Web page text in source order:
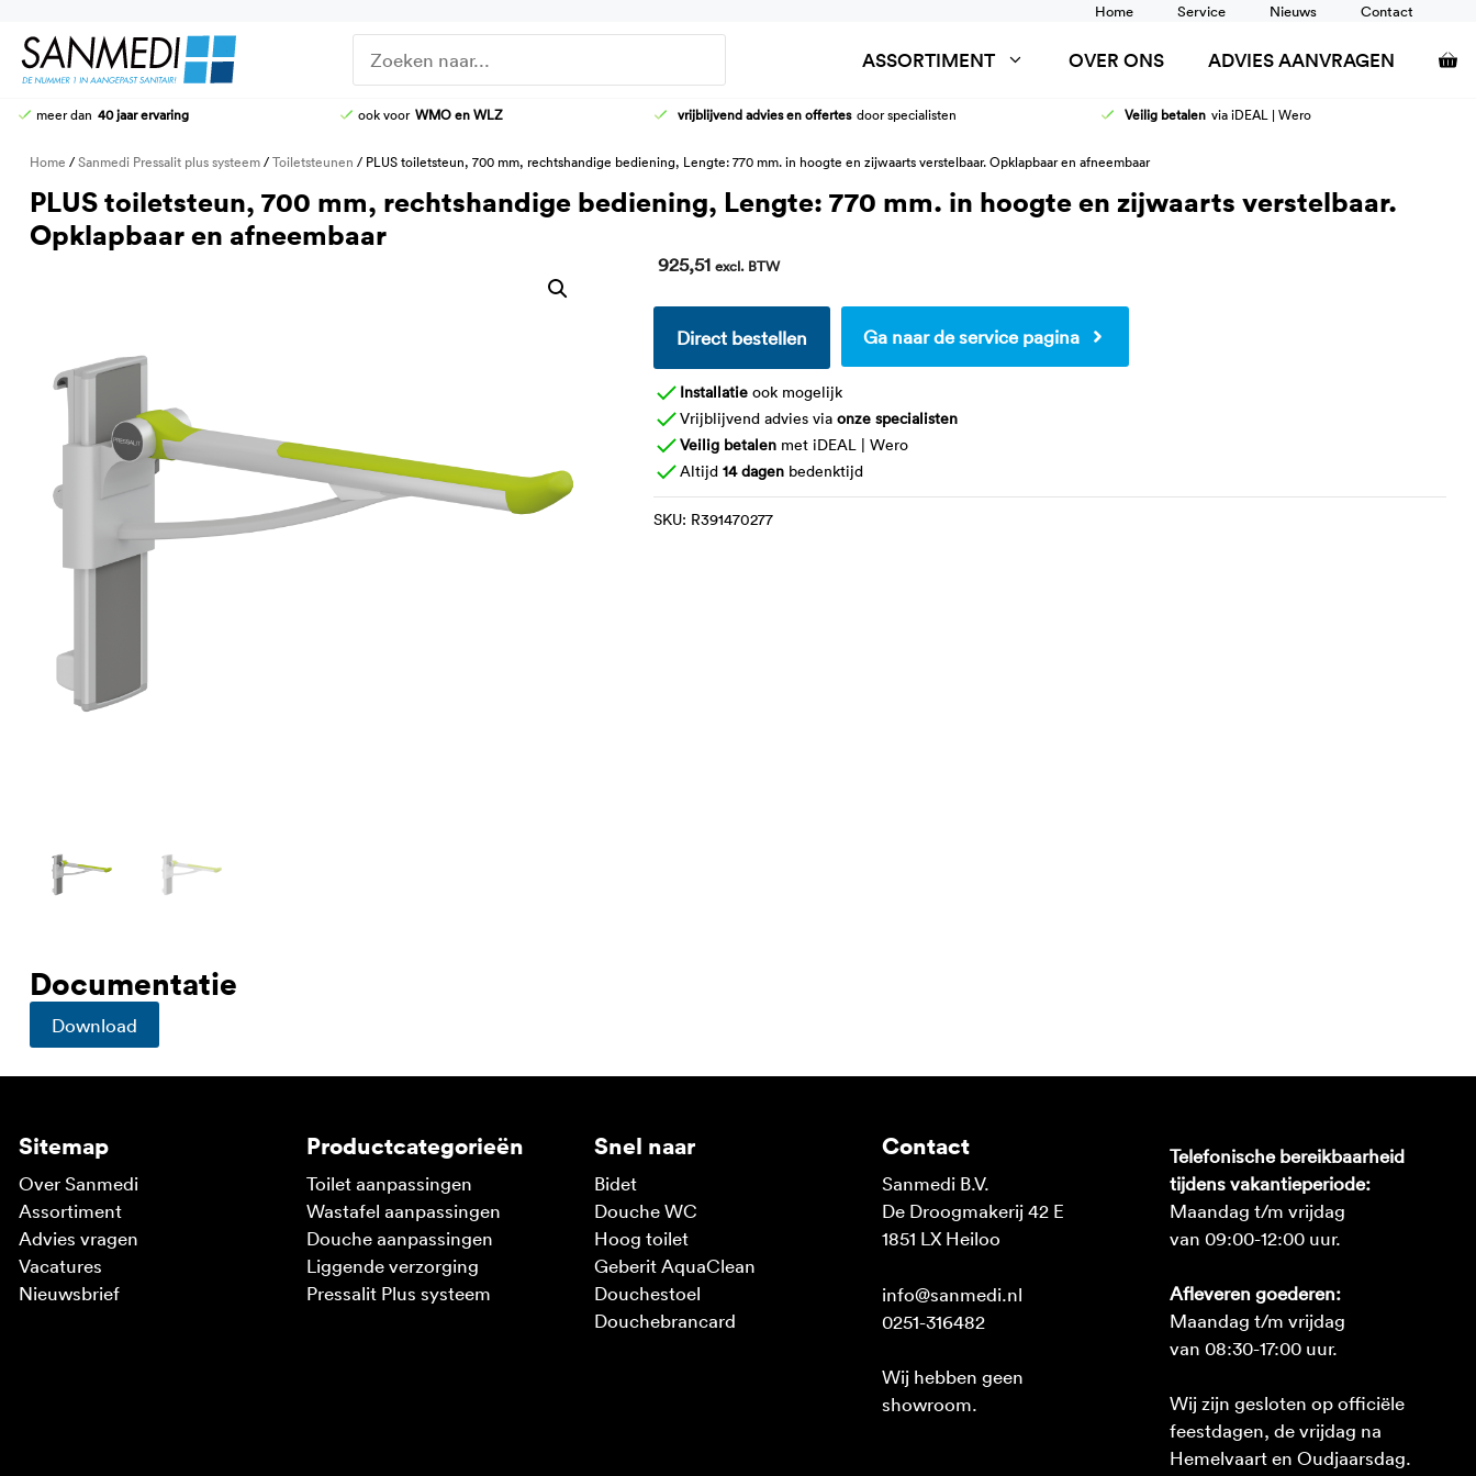
naar
Home Service Nieuws Contact
ASSORTIMENT
HOOG-LAAG TOILETTEN
STOMATOILETTAFEL
AANGEPASTE CLOSETZITTINGEN
KRANEN
DOUCHE-BRANCARDS
KRANEN
WASTAFELS
DOUCHEBRANCARDS
KINDER VERSCHOONTAFELS
TOILETSTEUNEN
OVER ONS ADVIES AANVRAGEN
meer dan 40 jaar ervaring ook voor WMO en WLZ vrijblijvend advies en offertes door specialisten Veilig betalen via iDEAL | Wero
Home /Sanmedi Pressalit plus systeem/Toiletsteunen / PLUS toiletsteun, 700 mm, rechtshandige bediening, Lengte: 770 mm. in hoogte en zijwaarts verstelbaar. Opklapbaar en afneembaar
PLUS toiletsteun, 700 mm, rechtshandige bediening, Lengte: 770 mm. in hoogte en zijwaarts verstelbaar.
Opklapbaar en afneembaar
925,51 excl. BTW
Direct bestellen Ga naar de service pagina
Installatieook mogelijk
Vrijblijvend advies via onze specialisten
Veilig betalenmet iDEAL | Wero
Altijd 14 dagenbedenktijd
SKU: R391470277
Documentatie
Download
Sitemap
Over Sanmedi
Assortiment
Advies vragen
Vacatures
Nieuwsbrief
Productcategorieën
Toilet aanpassingen
Wastafel aanpassingen
Douche aanpassingen
Liggende verzorging
Pressalit Plus systeem
Snel naar
Bidet
Douche WC
Hoog toilet
Geberit AquaClean
Douchestoel
Douchebrancard
Contact
Sanmedi B.V.
De Droogmakerij 42 E
1851 LX Heiloo
info@sanmedi.nl
0251-316482
Wij hebben geen
showroom.
Telefonische bereikbaarheid
tijdens vakantieperiode:
Maandag t/m vrijdag
van 09:00-12:00 uur.
Afleveren goederen:
Maandag t/m vrijdag
van 08:30-17:00 uur.
Wij zijn gesloten op officiële
feestdagen, de vrijdag na
Hemelvaart en Oudjaarsdag.